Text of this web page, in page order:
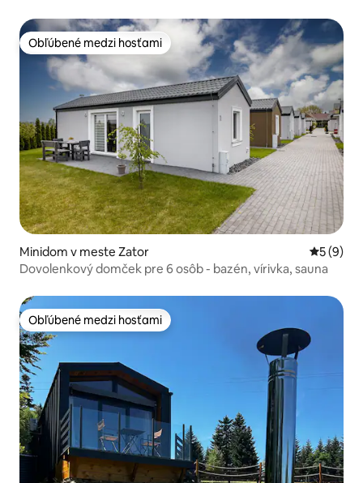
Obľúbené medzi hosťami
Obľúbené medzi hosťami
Minidom v meste Zator
5 (9)
Dovolenkový domček pre 6 osôb - bazén, vírivka, sauna
Obľúbené medzi hosťami
Obľúbené medzi hosťami